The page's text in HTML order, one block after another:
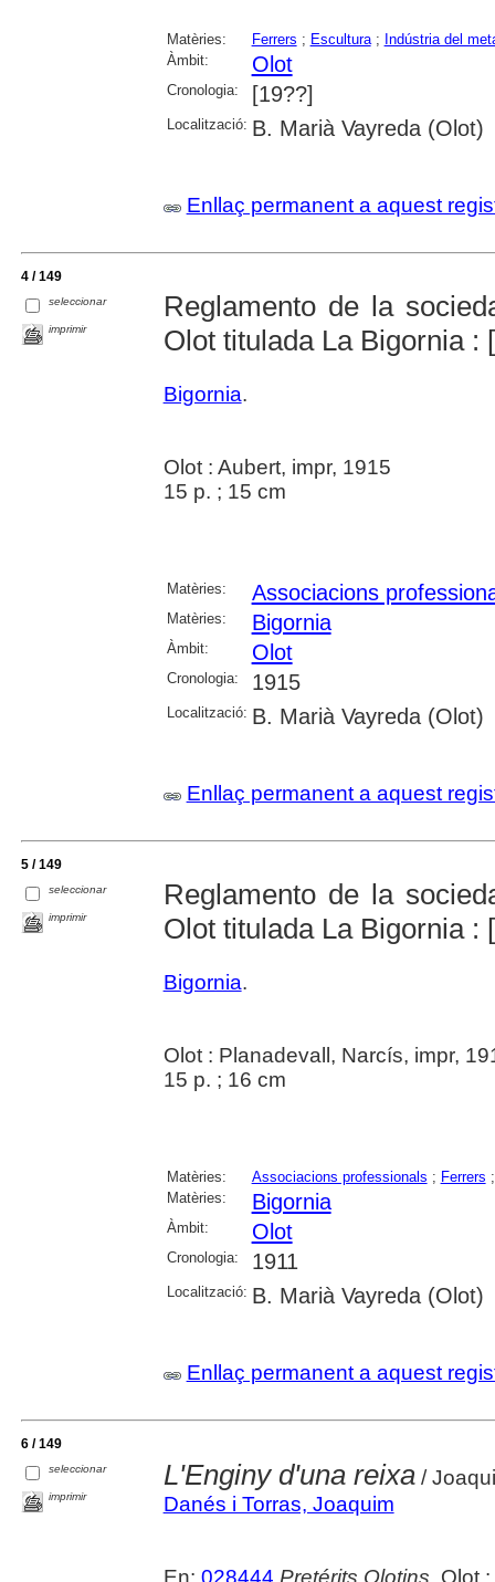
Matèries: Ferrers ; Escultura; Indústria del
Àmbit:
Olot
Cronologia: [19??]
Localització: B. Marià Vayreda (Olot)
Enllaç permanent a aquest
4 / 149
seleccionar
imprimir
Reglamento de la
Olot titulada La Bigornia :
Bigornia.
Olot : Aubert, impr, 1915
15 p. ; 15 cm
Matèries: Associacions
Matèries: Bigornia
Àmbit: Olot
Cronologia: 1915
Localització: B. Marià Vayreda (Olot)
Enllaç permanent a aquest
5 / 149
seleccionar
imprimir
Reglamento de la
Olot titulada La Bigornia :
Bigornia.
Olot : Planadevall, Narcís, impr,
15 p. ; 16 cm
Matèries: Associacions professionals ; Ferrers
Matèries:
Bigornia
Àmbit: Olot
Cronologia: 1911
Localització: B. Marià Vayreda (Olot)
Enllaç permanent a aquest
6 / 149
seleccionar
imprimir
L'Enginy d'una reixa/
Danés i Torras, Joaquim
En: 028444 Pretérits Olotins . Olot